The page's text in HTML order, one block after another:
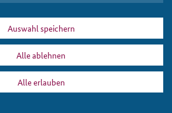
Auswahl speichern
Alle ablehnen
Alle erlauben